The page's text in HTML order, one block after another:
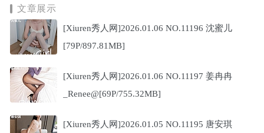
文章展示
[Xiuren秀人网]2026.01.06 NO.11196 沈蜜儿
[79P/897.81MB]
[Xiuren秀人网]2026.01.06 NO.11197 姜冉冉
_Renee@[69P/755.32MB]
[Xiuren秀人网]2026.01.05 NO.11195 唐安琪